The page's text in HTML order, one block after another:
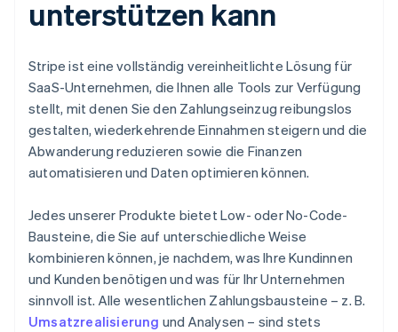
unterstützen kann
Stripe ist eine vollständig vereinheitlichte Lösung für
SaaS-Unternehmen, die Ihnen alle Tools zur Verfügung
stellt, mit denen Sie den Zahlungseinzug reibungslos
gestalten, wiederkehrende Einnahmen steigern und die
Abwanderung reduzieren sowie die Finanzen
automatisieren und Daten optimieren können.
Jedes unserer Produkte bietet Low- oder No-Code-
Bausteine, die Sie auf unterschiedliche Weise
kombinieren können, je nachdem, was Ihre Kundinnen
und Kunden benötigen und was für Ihr Unternehmen
sinnvoll ist. Alle wesentlichen Zahlungsbausteine – z. B.
Umsatzrealisierung und Analysen – sind stets